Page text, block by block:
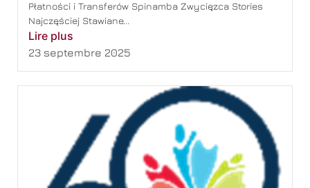
Płatności i Transferów Spinamba Zwycięzca Stories
Najczęściej Stawiane...
Lire plus
23 septembre 2025